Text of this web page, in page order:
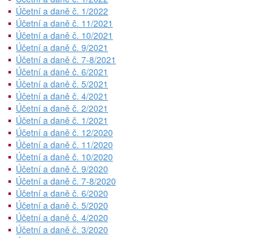
Účetní a daně č. 1/2022
Účetní a daně č. 11/2021
Účetní a daně č. 10/2021
Účetní a daně č. 9/2021
Účetní a daně č. 7-8/2021
Účetní a daně č. 6/2021
Účetní a daně č. 5/2021
Účetní a daně č. 4/2021
Účetní a daně č. 2/2021
Účetní a daně č. 1/2021
Účetní a daně č. 12/2020
Účetní a daně č. 11/2020
Účetní a daně č. 10/2020
Účetní a daně č. 9/2020
Účetní a daně č. 7-8/2020
Účetní a daně č. 6/2020
Účetní a daně č. 5/2020
Účetní a daně č. 4/2020
Účetní a daně č. 3/2020